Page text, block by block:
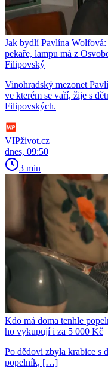
Jak bydlí Pavlína
pekaře, lampu má z
Filipovský
Vinohradský mezonet
ve kterém se vaří, žije s
Filipovských.
VIPživot.cz
dnes, 09:50
3 min
Kdo má doma tenhle
ho vykupují i za 5 000 Kč
Po dědovi zbyla krabice s
popelník, […]